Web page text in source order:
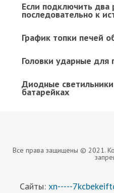
Если подключить два
последовательно к
График топки печей
Головки ударные для
Диодные
батарейках
Все права защищены © 2021.
Сайты: xn-----